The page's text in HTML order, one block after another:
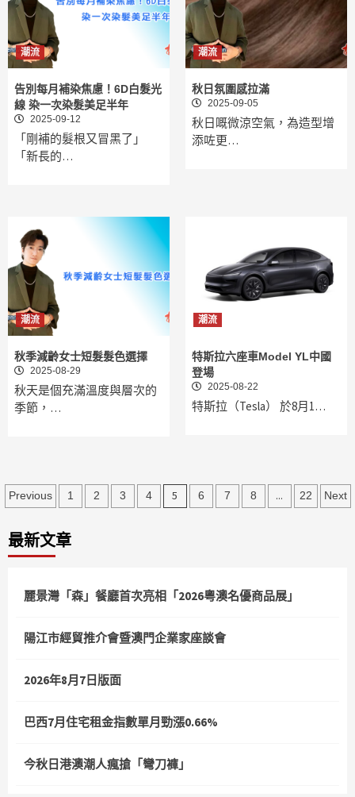
潮流
告別每月補染焦慮！6D白髮光
線 染一次染髮美足半年
2025-09-12
「剛補的髮根又冒黑了」
「新長的…
潮流
秋日氛圍感拉滿
2025-09-05
秋日嘅微涼空氣，為造型增
添咗更…
潮流
秋季減齡女士短髮髮色選擇
2025-08-29
秋天是個充滿溫度與層次的
季節，…
潮流
特斯拉六座車Model YL中國
登場
2025-08-22
特斯拉（Tesla） 於8月1…
文
分
Previous 1 2 3 4 5 6 7 8 ... 22 Next
最新文章
麗景灣「森」餐廳首次亮相「2026粵澳名優商品展」
陽江市經貿推介會暨澳門企業家座談會
2026年8月7日版面
巴西7月住宅租金指數單月勁漲0.66%
今秋日港澳潮人瘋搶「彎刀褲」